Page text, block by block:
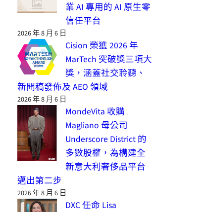
業 AI 專用的 AI 原生零
信任平台
2026 年 8 月 6 日
Cision 榮獲 2026 年
MarTech 突破獎三項大
獎，涵蓋社交聆聽、
新聞稿發佈及 AEO 領域
2026 年 8 月 6 日
MondeVita 收購
Magliano 母公司
Underscore District 的
多數股權，為構建全
新意大利奢侈品平台
邁出第二步
2026 年 8 月 6 日
DXC 任命 Lisa